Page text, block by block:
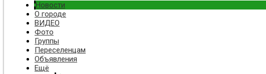
Новости
О городе
ВИДЕО
Фото
Группы
Переселенцам
Объявления
Ещё